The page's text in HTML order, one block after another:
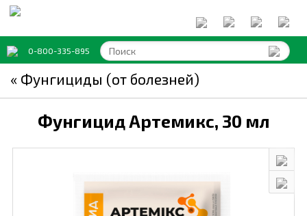
0-800-335-895
« Фунгициды (от болезней)
Фунгицид Артемикс, 30 мл